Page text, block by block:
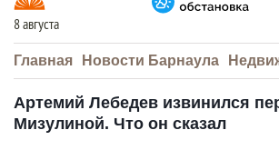
8 августа
Главная Новости Барнаула
Артемий Лебедев извинился
Мизулиной. Что он сказал